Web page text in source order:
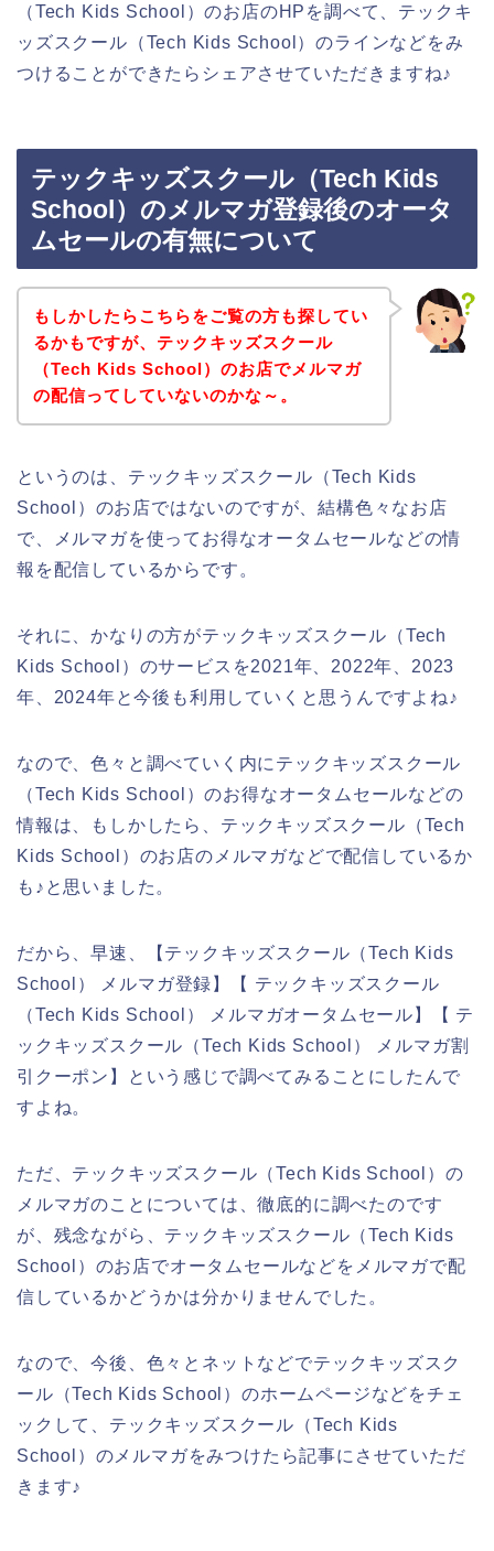
（Tech Kids School）のお店のHPを調べて、テックキ
ッズスクール（Tech Kids School）のラインなどをみ
つけることができたらシェアさせていただきますね♪
テックキッズスクール（Tech Kids
School）のメルマガ登録後のオータ
ムセールの有無について
もしかしたらこちらをご覧の方も探してい
るかもですが、テックキッズスクール
（Tech Kids School）のお店でメルマガ
の配信ってしていないのかな～。
というのは、テックキッズスクール（Tech Kids
School）のお店ではないのですが、結構色々なお店
で、メルマガを使ってお得なオータムセールなどの情
報を配信しているからです。
それに、かなりの方がテックキッズスクール（Tech
Kids School）のサービスを2021年、2022年、2023
年、2024年と今後も利用していくと思うんですよね♪
なので、色々と調べていく内にテックキッズスクール
（Tech Kids School）のお得なオータムセールなどの
情報は、もしかしたら、テックキッズスクール（Tech
Kids School）のお店のメルマガなどで配信しているか
も♪と思いました。
だから、早速、【テックキッズスクール（Tech Kids
School） メルマガ登録】【 テックキッズスクール
（Tech Kids School） メルマガオータムセール】【 テ
ックキッズスクール（Tech Kids School） メルマガ割
引クーポン】という感じで調べてみることにしたんで
すよね。
ただ、テックキッズスクール（Tech Kids School）の
メルマガのことについては、徹底的に調べたのです
が、残念ながら、テックキッズスクール（Tech Kids
School）のお店でオータムセールなどをメルマガで配
信しているかどうかは分かりませんでした。
なので、今後、色々とネットなどでテックキッズスク
ール（Tech Kids School）のホームページなどをチェ
ックして、テックキッズスクール（Tech Kids
School）のメルマガをみつけたら記事にさせていただ
きます♪